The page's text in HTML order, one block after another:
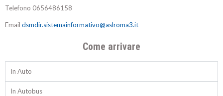
Telefono 0656486158
Email dsmdir.sistemainformativo@aslroma3.it
Come arrivare
In Auto
In Autobus